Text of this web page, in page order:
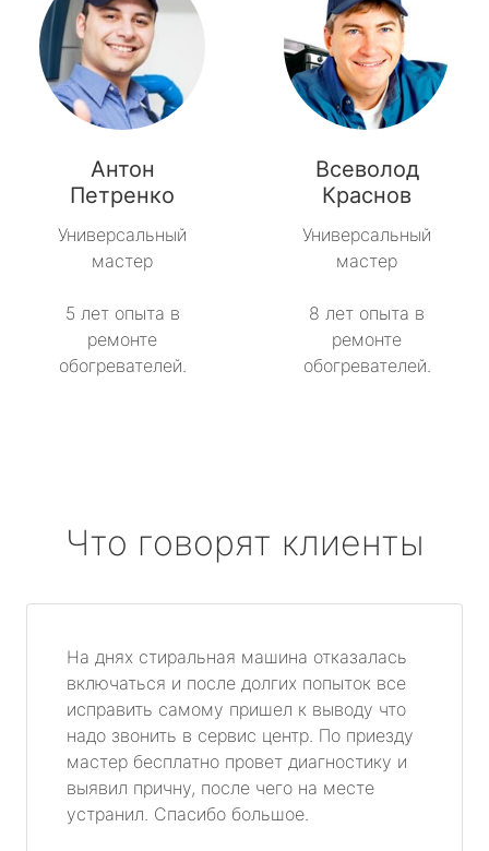
Антон
Петренко
Универсальный
мастер
5 лет опыта в
ремонте
обогревателей.
Всеволод
Краснов
Универсальный
мастер
8 лет опыта в
ремонте
обогревателей.
Что говорят клиенты
На днях стиральная машина отказалась
включаться и после долгих попыток все
исправить самому пришел к выводу что
надо звонить в сервис центр. По приезду
мастер бесплатно провет диагностику и
выявил причну, после чего на месте
устранил. Спасибо большое.